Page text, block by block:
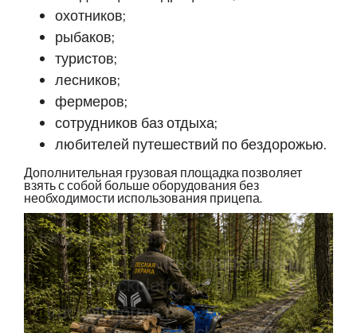
охотников;
рыбаков;
туристов;
лесников;
фермеров;
сотрудников баз отдыха;
любителей путешествий по бездорожью.
Дополнительная грузовая площадка позволяет
взять с собой больше оборудования без
необходимости использования прицепа.